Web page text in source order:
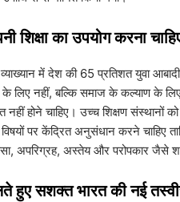
शिक्षा का उपयोग करना
में देश की 65 प्रतिशत युवा
लिए नहीं, बल्कि समाज के कल्याण के
होने चाहिए। उच्च शिक्षण संस्थानों
पर केंद्रित अनुसंधान करने चाहिए
अपरिग्रह, अस्तेय और परोपकार जैसे
हुए सशक्त भारत की नई